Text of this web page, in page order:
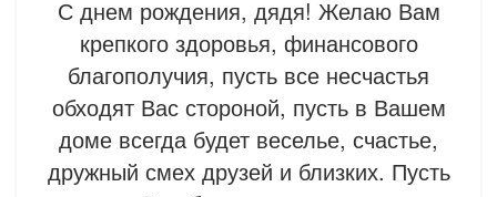
С днем рождения, дядя! Желаю Вам
крепкого здоровья, финансового
благополучия, пусть все несчастья
обходят Вас стороной, пусть в Вашем
доме всегда будет веселье, счастье,
дружный смех друзей и близких. Пусть